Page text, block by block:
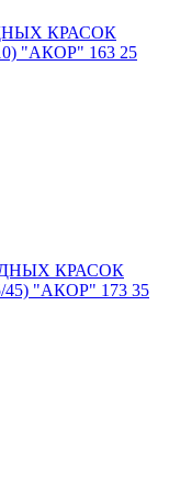
КРАСОК
"АКОР" 163 25
КРАСОК
"АКОР" 173 35